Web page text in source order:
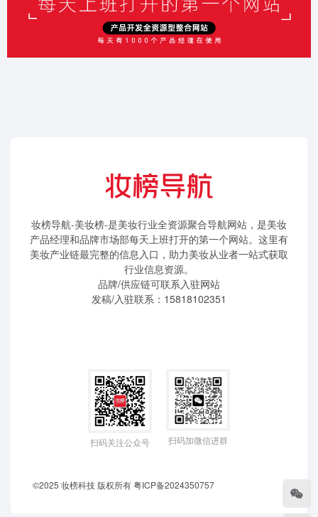
妆榜导航-美妆榜-是美妆行业全资源聚合导航网站，是美妆
产品经理和品牌市场部每天上班打开的第一个网站。这里有
美妆产业链最完整的信息入口，助力美妆从业者一站式获取
行业信息资源。
品牌/供应链可联系入驻网站
发稿/入驻联系：15818102351
扫码关注公众号 扫码加微信进群
©2025 妆榜科技 版权所有粤ICP备2024350757